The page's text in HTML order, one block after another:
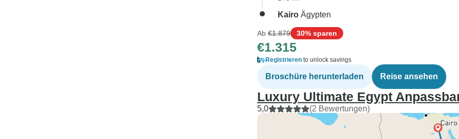
Kairo Ägypten
Ab €1.879 30% sparen
€1.315
Registrieren to unlock savings
Broschüre herunterladen Reise ansehen
Luxury Ultimate Egypt
5,0 (2 Bewertungen)